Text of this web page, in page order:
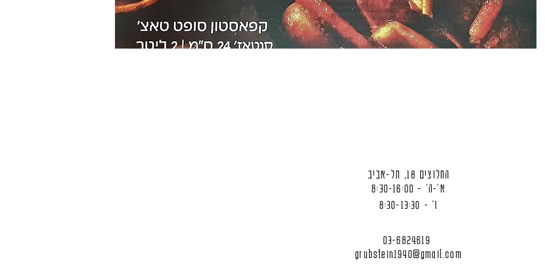
החלוצים 18, תל-אביב
א'-ה' - 8:30-16:00
ו' - 8:30-13:30
03-6824619
grubstein1940@gmail.com